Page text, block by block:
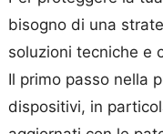
bisogno di una
soluzioni tecniche e
Il primo passo nella
dispositivi, in